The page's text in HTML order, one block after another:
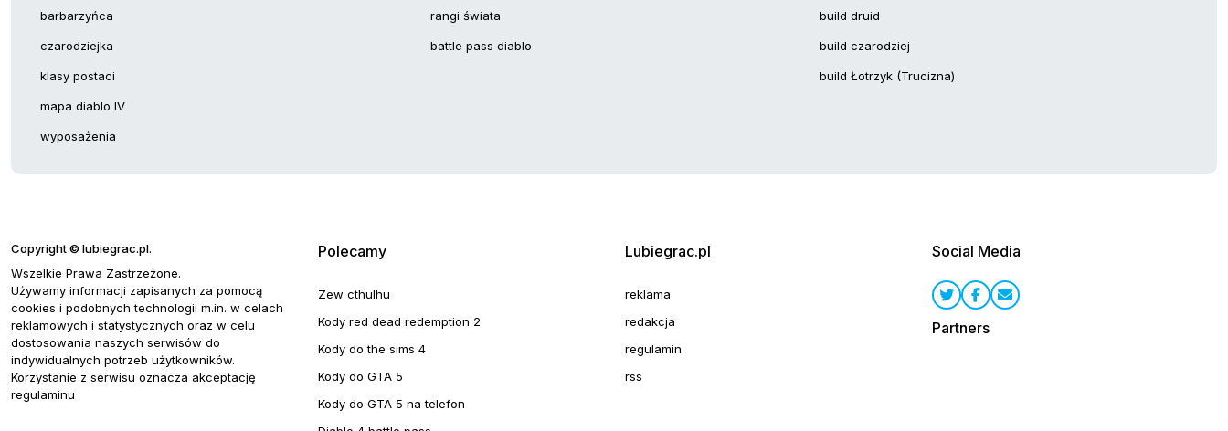
barbarzyńca
czarodziejka
klasy postaci
mapa diablo IV
wyposażenia
rangi świata
battle pass diablo
build druid
build czarodziej
build Łotrzyk (Trucizna)
Copyright © lubiegrac.pl.
Wszelkie Prawa Zastrzeżone.
Używamy informacji zapisanych za pomocą
cookies i podobnych technologii m.in. w celach
reklamowych i statystycznych oraz w celu
dostosowania naszych serwisów do
indywidualnych potrzeb użytkowników.
Korzystanie z serwisu oznacza akceptację
regulaminu
Polecamy
Zew cthulhu
Kody red dead redemption 2
Kody do the sims 4
Kody do GTA 5
Kody do GTA 5 na telefon
Lubiegrac.pl
reklama
redakcja
regulamin
rss
Social Media
Partners